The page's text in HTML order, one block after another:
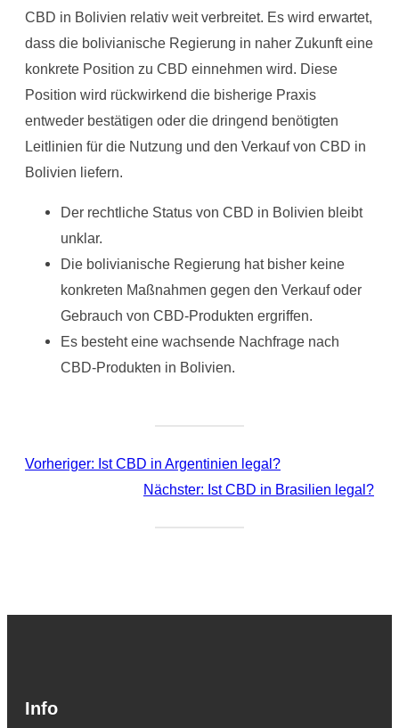
CBD in Bolivien relativ weit verbreitet. Es wird erwartet,
dass die bolivianische Regierung in naher Zukunft eine
konkrete Position zu CBD einnehmen wird. Diese
Position wird rückwirkend die bisherige Praxis
entweder bestätigen oder die dringend benötigten
Leitlinien für die Nutzung und den Verkauf von CBD in
Bolivien liefern.
Der rechtliche Status von CBD in Bolivien bleibt
unklar.
Die bolivianische Regierung hat bisher keine
konkreten Maßnahmen gegen den Verkauf oder
Gebrauch von CBD-Produkten ergriffen.
Es besteht eine wachsende Nachfrage nach
CBD-Produkten in Bolivien.
Vorheriger: Ist CBD in Argentinien legal?
Nächster: Ist CBD in Brasilien legal?
Info